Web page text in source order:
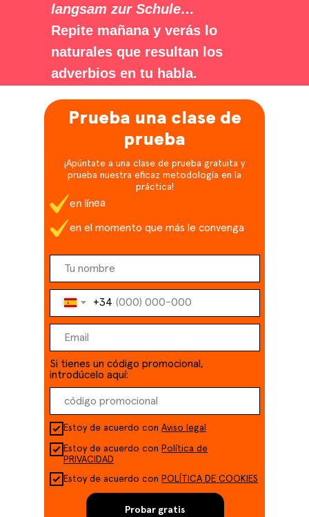
langsam zur Schule…
Repite mañana y verás lo
naturales que resultan los
adverbios en tu habla.
Prueba una clase de
prueba
¡Apúntate a una clase de prueba gratuita y
prueba nuestra eficaz metodología en la
práctica!
en línea
en el momento que más le convenga
+34
Si tienes un código promocional,
introdúcelo aquí:
Estoy de acuerdo con Aviso legal
Estoy de acuerdo con Política de
PRIVACIDAD
Estoy de acuerdo con POLÍTICA DE COOKIES
Probar gratis